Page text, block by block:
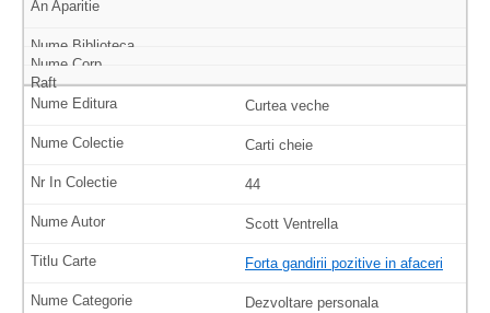
Curtea veche
Carti cheie
44
Scott Ventrella
Forta gandirii pozitive in afaceri
Dezvoltare personala